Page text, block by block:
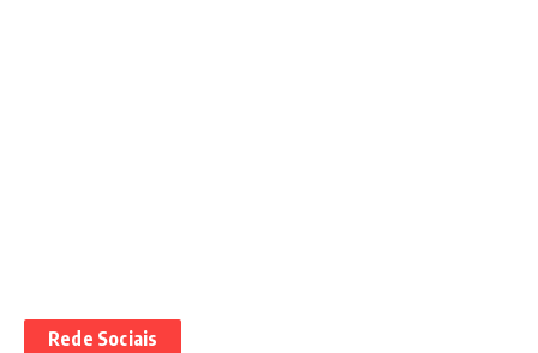
Rede Sociais